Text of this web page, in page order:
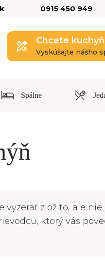
0915 450 949
Chcete
Vyskúšajte nášho
Spálne
zložito, ale nie
ktorý vás